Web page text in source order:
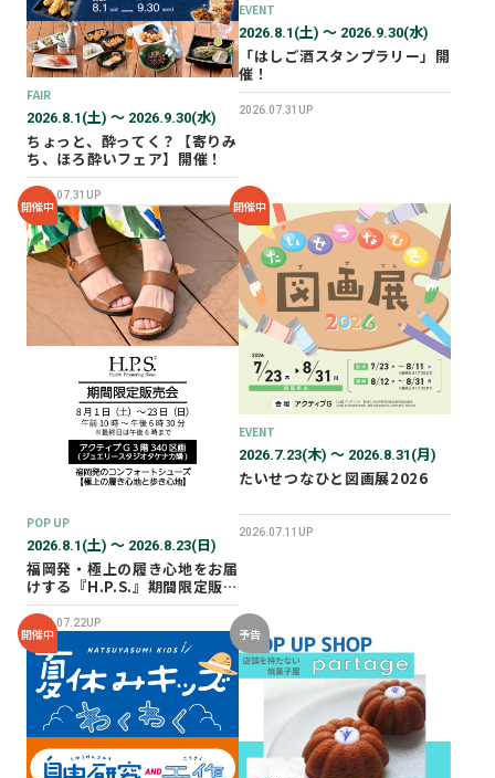
2025年11月
FAIR
2026.8.1(土) 〜 2026.9.30(水)
ちょっと、酔ってく？【寄りみ
ち、ほろ酔いフェア】開催！
2026.07.31UP
EVENT
2026.8.1(土) 〜 2026.9.30(水)
「はしご酒スタンプラリー」開
催！
2026.07.31UP
開催中
POP UP
2026.8.1(土) 〜 2026.8.23(日)
福岡発・極上の履き心地をお届
けする『H.P.S.』期間限定販売
会を開催✨
2026.07.22UP
開催中
EVENT
2026.7.23(木) 〜 2026.8.31(月)
たいせつなひと図画展2026
2026.07.11UP
開催中 予告